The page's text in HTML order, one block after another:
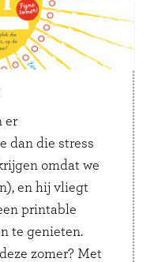
er
dan die stress
omdat we
en hij vliegt
printable
te genieten.
zomer? Met